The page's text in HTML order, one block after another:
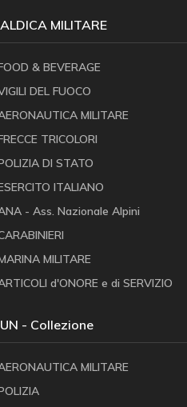
MILITARE
& BEVERAGE
DEL FUOCO
MILITARE
TRICOLORI
DI STATO
ITALIANO
- Ass. Nazionale Alpini
MILITARE
d'ONORE e di SERVIZIO
- Collezione
MILITARE